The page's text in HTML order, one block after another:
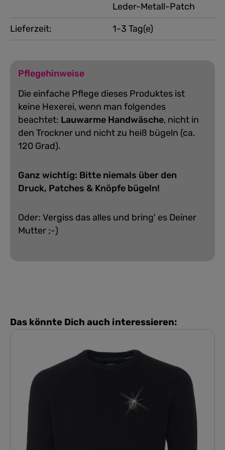
Leder-Metall-Patch
Lieferzeit:
1-3 Tag(e)
Pflegehinweise
Die einfache Pflege dieses Produktes ist
keine Hexerei, wenn man folgendes
beachtet: Lauwarme Handwäsche, nicht in
den Trockner und nicht zu heiß bügeln (ca.
120 Grad).
Ganz wichtig: Bitte niemals über den
Druck, Patches & Knöpfe bügeln!
Oder: Vergiss das alles und bring' es Deiner
Mutter ;-)
Das könnte Dich auch interessieren: